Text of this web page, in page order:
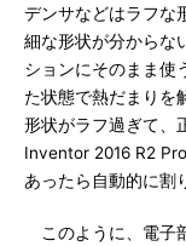
デンサなどはラフな
細な形状が分からな
ションにそのまま使
た状態で熱だまりを
形状がラフ過ぎて、
Inventor 2016 R2
あったら自動的に割
このように、電子